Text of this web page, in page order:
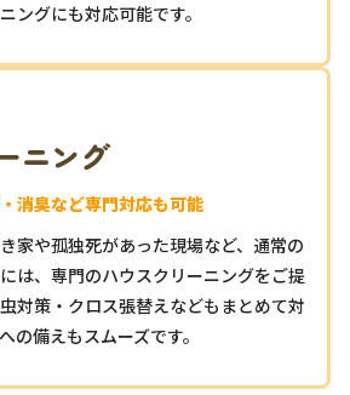
ングにも対応可能です。
ニング
消臭など専門対応も可能
家や孤独死があった現場など、通常の
は、専門のハウスクリーニングをご提
対策・クロス張替えなどもまとめて対
の備えもスムーズです。